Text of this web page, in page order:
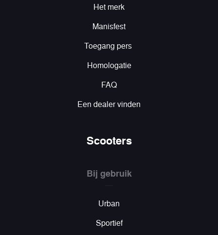
Het merk
Manisfest
Toegang pers
Homologatie
FAQ
Een dealer vinden
Scooters
Bij gebruik
Urban
Sportief